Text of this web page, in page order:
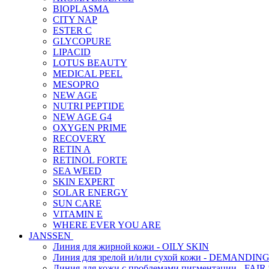
BIOPLASMA
CITY NAP
ESTER C
GLYCOPURE
LIPACID
LOTUS BEAUTY
MEDICAL PEEL
MESOPRO
NEW AGE
NUTRI PEPTIDE
NEW AGE G4
OXYGEN PRIME
RECOVERY
RETIN A
RETINOL FORTE
SEA WEED
SKIN EXPERT
SOLAR ENERGY
SUN CARE
VITAMIN E
WHERE EVER YOU ARE
JANSSEN
Линия для жирной кожи - OILY SKIN
Линия для зрелой и/или сухой кожи -